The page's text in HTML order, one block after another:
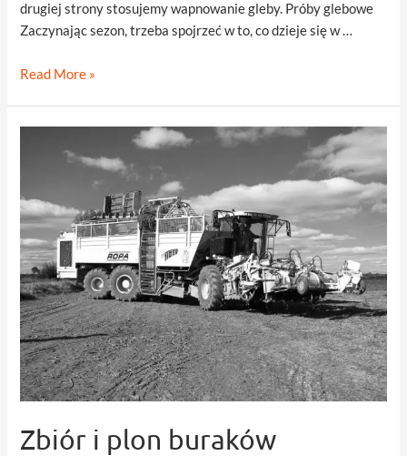
drugiej strony stosujemy wapnowanie gleby. Próby glebowe
Zaczynając sezon, trzeba spojrzeć w to, co dzieje się w …
Pierwsze
Read More »
Zbiór i plon buraków